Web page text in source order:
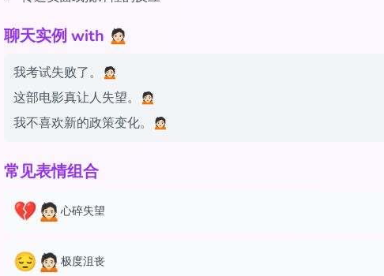
聊天实例 with 🙍🏻
我考试失败了。🙍🏻
这部电影真让人失望。🙍🏻
我不喜欢新的政策变化。🙍🏻
常见表情组合
💔🙍🏻 心碎失望
😔🙍🏻 极度沮丧